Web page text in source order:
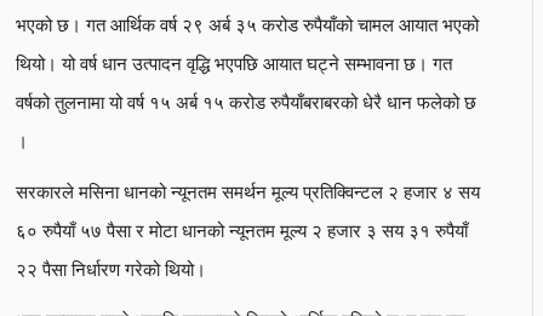
भएको छ। गत आर्थिक वर्ष २९ अर्ब ३५ करोड रुपैयाँको चामल आयात भएको
थियो। यो वर्ष धान उत्पादन वृद्धि भएपछि आयात घट्ने सम्भावना छ। गत
वर्षको तुलनामा यो वर्ष १५ अर्ब १५ करोड रुपैयाँबराबरको धेरै धान फलेको छ
।
सरकारले मसिना धानको न्यूनतम समर्थन मूल्य प्रतिक्विन्टल २ हजार ४ सय
६० रुपैयाँ ५७ पैसा र मोटा धानको न्यूनतम मूल्य २ हजार ३ सय ३१ रुपैयाँ
२२ पैसा निर्धारण गरेको थियो।